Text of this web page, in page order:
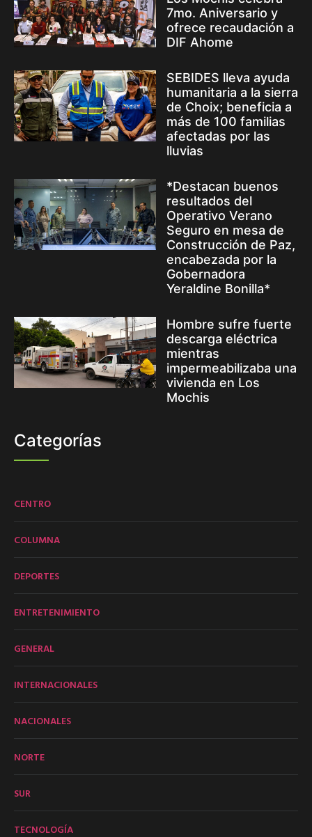
7mo. Aniversario y
ofrece recaudación a
DIF Ahome
SEBIDES lleva ayuda
humanitaria a la sierra
de Choix; beneficia a
más de 100 familias
afectadas por las
lluvias
*Destacan buenos
resultados del
Operativo Verano
Seguro en mesa de
Construcción de Paz,
encabezada por la
Gobernadora
Yeraldine Bonilla*
Hombre sufre fuerte
descarga eléctrica
mientras
impermeabilizaba una
vivienda en Los
Mochis
Categorías
CENTRO
COLUMNA
DEPORTES
ENTRETENIMIENTO
GENERAL
INTERNACIONALES
NACIONALES
NORTE
SUR
TECNOLOGÍA